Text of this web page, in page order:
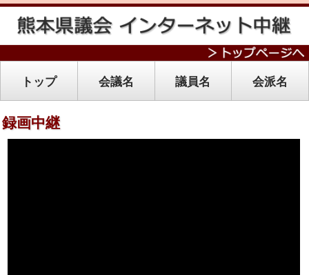
トップ 会議名 議員名 会派名
録画中継